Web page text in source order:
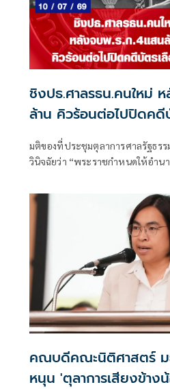
ชิงปธ.ศาลรธน.คนใหม่ หลังจบพ.ร.ก.4แสน
ล้าน คิวร้อนต่อไปปิด
มติของที่ประชุมตุลาการศาลรัฐธร
วินิจฉัยว่า “พระราชกำหนดให้อำน
และสร้างการเปลี่ยนผ่านด้านพลังง
หรือ พ.ร.ก.กู้เงิน 4 แสนล้านบาท”
รัฐบาลอนุทิน ชาญวีรกูล ไม่ขัดรัฐธร
คณบดีคณะนิติศาสตร์ ม
หนุน 'ตุลาการเสียงข้าง